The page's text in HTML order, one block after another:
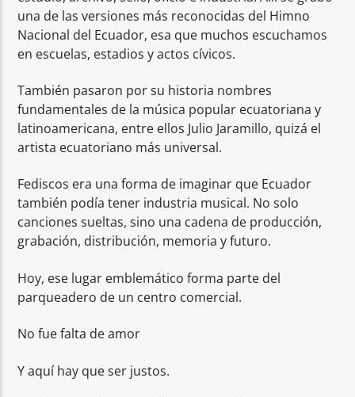
una de las versiones más reconocidas del Himno
Nacional del Ecuador, esa que muchos escuchamos
en escuelas, estadios y actos cívicos.
También pasaron por su historia nombres
fundamentales de la música popular ecuatoriana y
latinoamericana, entre ellos Julio Jaramillo, quizá el
artista ecuatoriano más universal.
Fediscos era una forma de imaginar que Ecuador
también podía tener industria musical. No solo
canciones sueltas, sino una cadena de producción,
grabación, distribución, memoria y futuro.
Hoy, ese lugar emblemático forma parte del
parqueadero de un centro comercial.
No fue falta de amor
Y aquí hay que ser justos.